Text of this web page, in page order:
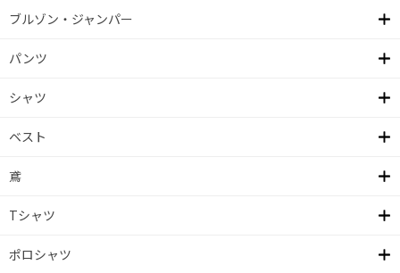
ブルゾン・ジャンパー
パンツ
シャツ
ベスト
鳶
Tシャツ
ポロシャツ